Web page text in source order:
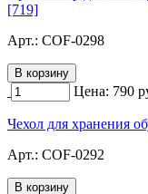
[719]
Арт.: COF-0298
Цена: 790
Чехол для хранения
Арт.: COF-0292